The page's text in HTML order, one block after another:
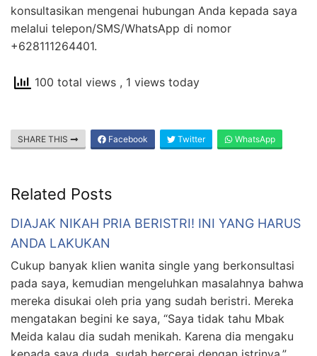
konsultasikan mengenai hubungan Anda kepada saya
melalui telepon/SMS/WhatsApp di nomor
+628111264401.
100 total views , 1 views today
SHARE THIS Facebook Twitter WhatsApp
Related Posts
DIAJAK NIKAH PRIA BERISTRI! INI YANG HARUS
ANDA LAKUKAN
Cukup banyak klien wanita single yang berkonsultasi
pada saya, kemudian mengeluhkan masalahnya bahwa
mereka disukai oleh pria yang sudah beristri. Mereka
mengatakan begini ke saya, “Saya tidak tahu Mbak
Meida kalau dia sudah menikah. Karena dia mengaku